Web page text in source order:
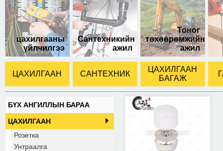
цахилгааны
үйлчилгээ
Сантехникийн
ажил
Тоног
төхөөрөмжийн
ажил
ЦАХИЛГААН САНТЕХНИК
ЦАХИЛГААН
БАГАЖ
БҮХ АНГИЛЛЫН БАРАА
ЦАХИЛГААН
Розетка
Унтраалга